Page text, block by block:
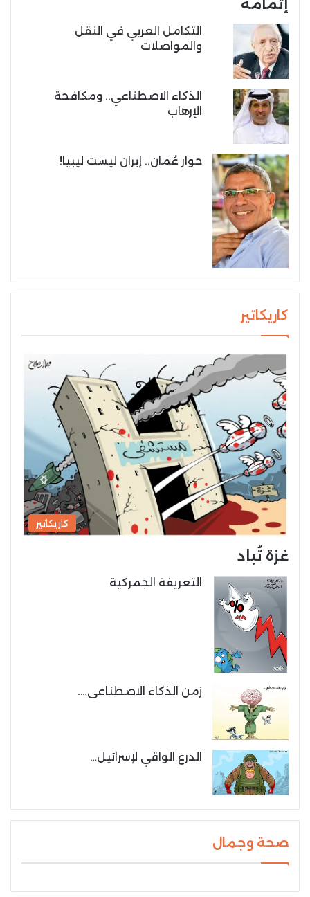
إتمامه
التكامل العربي في النقل
والمواصلات
الذكاء الاصطناعي.. ومكافحة
الإرهاب
حوار عُمان.. إيران ليست ليبيا!
كاريكاتير
كاريكاتير
غزة تُباد
التعريفة الجمركية
زمن الذكاء الاصطناعى….
الدرع الواقي لإسرائيل…
صحة وجمال